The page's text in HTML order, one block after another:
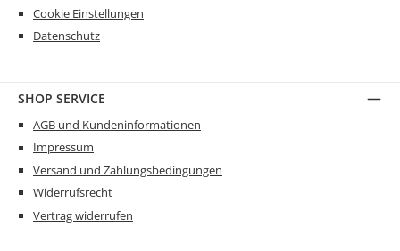
Cookie Einstellungen
Datenschutz
SHOP SERVICE
AGB und Kundeninformationen
Impressum
Versand und Zahlungsbedingungen
Widerrufsrecht
Vertrag widerrufen